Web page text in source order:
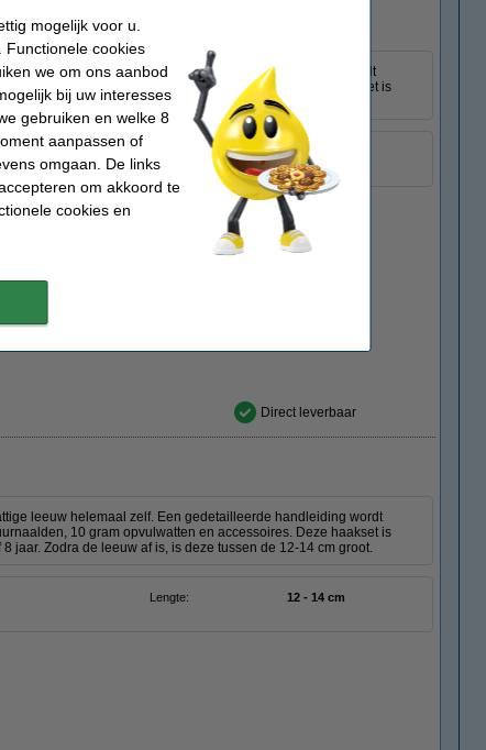
lama helemaal zelf. Een gedetailleerde handleiding wordt
10 gram opvulwatten en accessoires. Deze haakset is
jaar. Zodra de lama af is, is deze tussen de 9-11 cm groot.
9 - 11 cm
Direct leverbaar
leeuw helemaal zelf. Een gedetailleerde handleiding wordt
10 gram opvulwatten en accessoires. Deze haakset is
jaar. Zodra de leeuw af is, is deze tussen de 12-14 cm groot.
Lengte:
12 - 14 cm
mogelijk voor u.
Functionele cookies
we om ons aanbod
bij uw interesses
gebruiken en welke 8
aanpassen of
omgaan. De links
om akkoord te
cookies en